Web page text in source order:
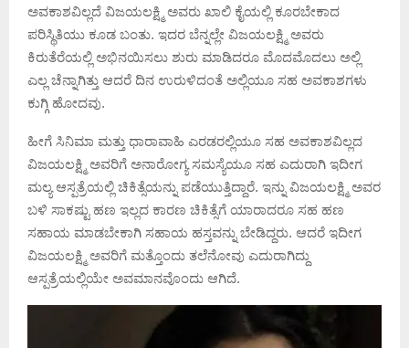
ಅವಕಾಶವಿಲ್ಲದೆ ವಿಜಯಲಕ್ಷ್ಮಿ ಅವರು ಖಾಲಿ ಕೈಯಲ್ಲಿ ಕೂರಬೇಕಾದ
ಪರಿಸ್ಥಿತಿಯು ಕೂಡ ಬಂತು. ಇದರ ಬೆನ್ನಲ್ಲೇ ವಿಜಯಲಕ್ಷ್ಮಿ ಅವರು
ಕಿರುತೆರೆಯಲ್ಲಿ ಅಭಿನಯಿಸಲು ಶುರು ಮಾಡಿದರೂ ಮೊದಮೊದಲು ಅಲ್ಲಿ
ಎಲ್ಲ ಚೆನ್ನಾಗಿತ್ತು ಆದರೆ ದಿನ ಉರುಳಿದಂತೆ ಅಲ್ಲಿಯೂ ಸಹ ಅವಕಾಶಗಳು
ಕುಗ್ಗಿ ಹೋದವು.
ಹೀಗೆ ಸಿನಿಮಾ ಮತ್ತು ಧಾರಾವಾಹಿ ಎರಡರಲ್ಲಿಯೂ ಸಹ ಅವಕಾಶವಿಲ್ಲದ
ವಿಜಯಲಕ್ಷ್ಮಿ ಅವರಿಗೆ ಅನಾರೋಗ್ಯ ಸಮಸ್ಯೆಯೂ ಸಹ ಎದುರಾಗಿ ಇದೀಗ
ಮಲ್ಯ ಆಸ್ಪತ್ರೆಯಲ್ಲಿ ಚಿಕಿತ್ಸೆಯನ್ನು ಪಡೆಯುತ್ತಿದ್ದಾರೆ. ಇನ್ನು ವಿಜಯಲಕ್ಷ್ಮಿ ಅವರ
ಬಳಿ ಸಾಕಷ್ಟು ಹಣ ಇಲ್ಲದ ಕಾರಣ ಚಿಕಿತ್ಸೆಗೆ ಯಾರಾದರೂ ಸಹ ಹಣ
ಸಹಾಯ ಮಾಡಬೇಕಾಗಿ ಸಹಾಯ ಹಸ್ತವನ್ನು ಬೇಡಿದ್ದರು. ಆದರೆ ಇದೀಗ
ವಿಜಯಲಕ್ಷ್ಮಿ ಅವರಿಗೆ ಮತ್ತೊಂದು ತಲೆನೋವು ಎದುರಾಗಿದ್ದು
ಆಸ್ಪತ್ರೆಯಲ್ಲಿಯೇ ಅವಮಾನವೊಂದು ಆಗಿದೆ.